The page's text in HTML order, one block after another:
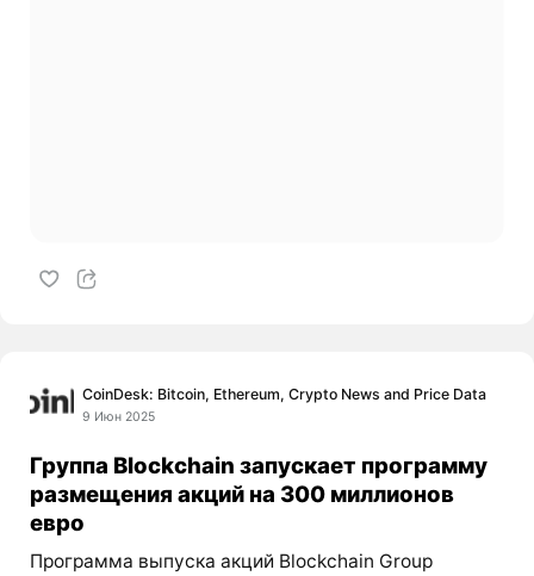
CoinDesk: Bitcoin, Ethereum, Crypto News and Price Data
9 Июн 2025
Группа Blockchain запускает программу
размещения акций на 300 миллионов
евро
Программа выпуска акций Blockchain Group